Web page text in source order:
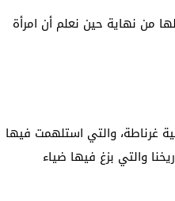
من نهاية حين نعلم أن امرأة
غرناطة، والتي استلهمت فيها
والتي بزغ فيها ضياء